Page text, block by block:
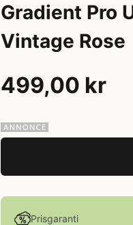
Gradient Pro
Vintage Rose
499,00 kr
Prisgaranti